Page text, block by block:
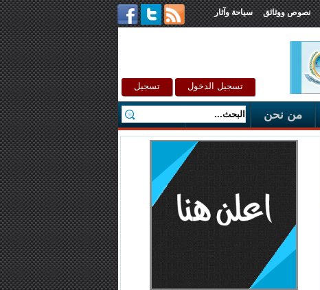
تسجيل الدخول تسجيل
نصوص ووثائق سياحة وآثار
من نحن اتصل بنا